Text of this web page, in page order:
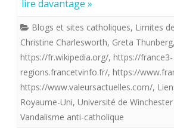
des
remous
dans
une
lire davantage »
Blogs et sites catholiques, Limites
Christine Charlesworth, Greta Thunberg,
https://fr.wikipedia.org/, https://france3-
regions.francetvinfo.fr/, https://
https://www.valeursactuelles.com/,
Royaume-Uni, Université de
Vandalisme anti-catholique